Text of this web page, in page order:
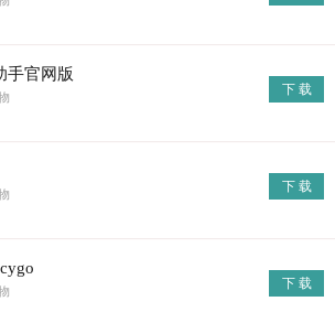
手官网版
下 载
下 载
下 载